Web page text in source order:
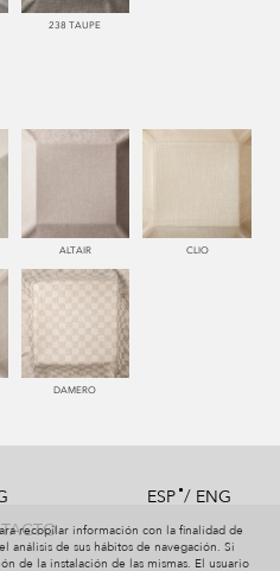
238 TAUPE
ALTAIR CLIO
DAMERO
ESP/ ENG
recopilar información con la finalidad de
análisis de sus hábitos de navegación. Si
de la instalación de las mismas. El usuario